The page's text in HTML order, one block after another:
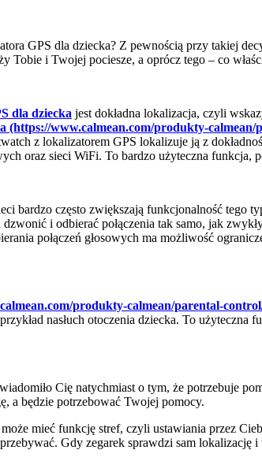
GPS dla dziecka? Z pewnością przy takiej
Tobie i Twojej pociesze, a oprócz tego – co
dla dziecka jest dokładna lokalizacja, czyli
(https://www.calmean.com/produkty-calmean/
z lokalizatorem GPS lokalizuje ją z
oraz sieci WiFi. To bardzo użyteczna
bardzo często zwiększają funkcjonalność tego
dzwonić i odbierać połączenia tak samo, jak
połączeń głosowych ma możliwość
produkty-calmean/parental-
nasłuch otoczenia dziecka. To
Cię natychmiast o tym, że potrzebuje
a będzie potrzebować Twojej pomocy.
mieć funkcję stref, czyli ustawiania przez
Gdy zegarek sprawdzi sam